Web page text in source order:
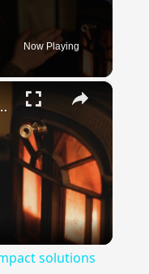
Now Playing
×
apartments and tiny homes
solutions